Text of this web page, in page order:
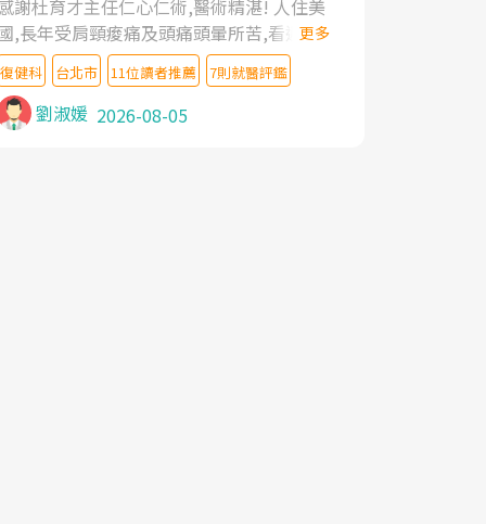
謝杜育才主任仁心仁術,醫術精湛! 人住美
,長年受肩頸痠痛及頭痛頭暈所苦,看遍名醫
授,做了各種檢查,也嘗試過西醫打針,中醫
灸及物理徒手治療都沒有用,後來連吃到嗎
類止痛藥都效果有限,只是壓症狀,沒多久就
起來,多年失眠嚴重影響生活品質. 台灣親
更多
復健科 台北市 11位讀者推薦 7則就醫評鑑
劉淑媛 2026-08-05